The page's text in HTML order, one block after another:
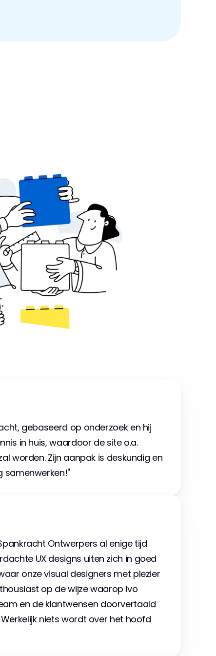
gebaseerd op onderzoek en hij
in huis, waardoor de site o.a.
worden. Zijn aanpak is deskundig en
samenwerken!"
Ontwerpers al enige tijd
UX designs uiten zich in goed
onze visual designers met plezier
op de wijze waarop Ivo
en de klantwensen doorvertaald
niets wordt over het hoofd